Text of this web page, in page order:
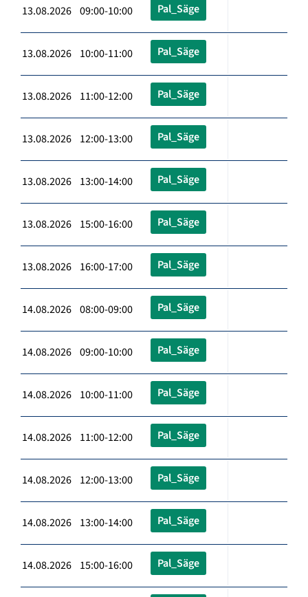
13.08.2026 09:00-10:00 Pal_Säge
13.08.2026 10:00-11:00 Pal_Säge
13.08.2026 11:00-12:00 Pal_Säge
13.08.2026 12:00-13:00 Pal_Säge
13.08.2026 13:00-14:00 Pal_Säge
13.08.2026 15:00-16:00 Pal_Säge
13.08.2026 16:00-17:00 Pal_Säge
14.08.2026 08:00-09:00 Pal_Säge
14.08.2026 09:00-10:00 Pal_Säge
14.08.2026 10:00-11:00 Pal_Säge
14.08.2026 11:00-12:00 Pal_Säge
14.08.2026 12:00-13:00 Pal_Säge
14.08.2026 13:00-14:00 Pal_Säge
14.08.2026 15:00-16:00 Pal_Säge